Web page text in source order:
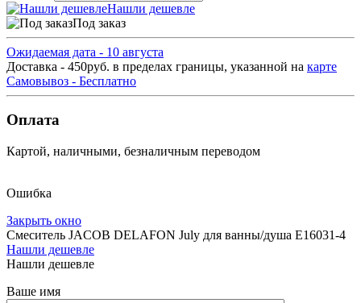
Нашли дешевле
Под заказ
Ожидаемая дата - 10 августа
Доставка - 450руб. в пределах границы, указанной на карте
Самовывоз - Бесплатно
Оплата
Картой, наличными, безналичным переводом
Ошибка
Закрыть окно
Смеситель JACOB DELAFON July для ванны/душа E16031-4
Нашли дешевле
Нашли дешевле
Ваше имя